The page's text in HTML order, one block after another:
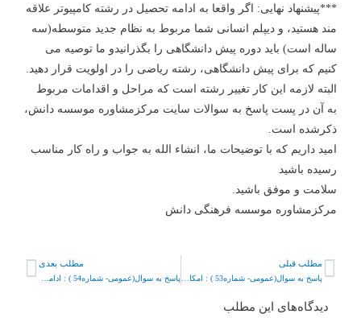
***پیشنهاد نهایی: اگر واقعا به ادامه تحصیل در رشته کامپیوتر علاقه
مند هستید، و دیپلم انسانی شما مربوط به نظام جدید متوسطه(سه
ساله است) باید دوره پیش دانشگاهی را بگذرانیدو ما توصیه می
کنیم که برای پیش دانشگاهی، رشته ریاضی را در اولویت قرار دهید.
البته لازمه این کار تغییر رشته است که مراحل و اقدامات مربوط
به آن در پست پاسخ به سوالات سایت مرکزمشاوره موسسه دانش،
ذکرشده است.
امید داریم که با توضیحات ما، انشاء الله به جواب و راه کار مناسب
رسیده باشید
سلامت و موفق باشید.
مرکزمشاوره موسسه فرهنگی دانش
مطلب قبلی مطلب بعدی
دیدگاه‌های این مطلب